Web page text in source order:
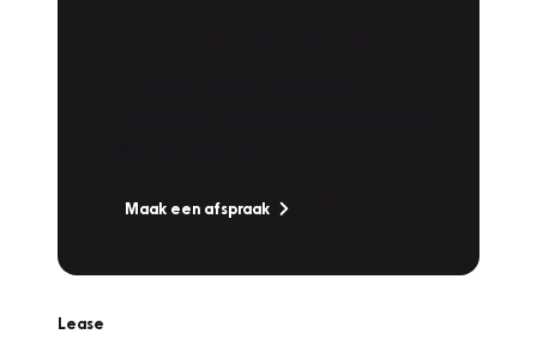
Maak een afspraak
Lease